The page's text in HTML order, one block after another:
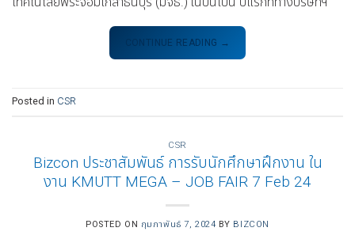
CONTINUE READING →
Posted in CSR
CSR
Bizcon ประชาสัมพันธ์ การรับนักศึกษาฝึกงาน ใน
งาน KMUTT MEGA – JOB FAIR 7 Feb 24
POSTED ON กุมภาพันธ์ 7, 2024 BY BIZCON